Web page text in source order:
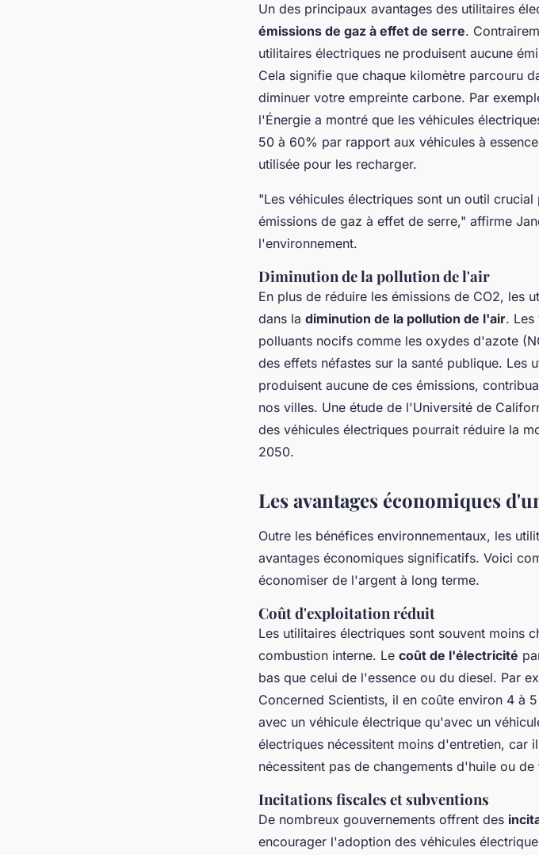
Un des principaux avantages des utilitaires
émissions de gaz à effet de serre.
utilitaires électriques ne produisent aucune
Cela signifie que chaque kilomètre parcouru
diminuer votre empreinte carbone. Par
l'Énergie a montré que les véhicules
50 à 60% par rapport aux véhicules à
utilisée pour les recharger.
"Les véhicules électriques sont un outil
émissions de gaz à effet de serre," affirme
l'environnement.
Diminution de la pollution de l'air
En plus de réduire les émissions de CO2, les
dans la diminution de la pollution de l'air. Les
polluants nocifs comme les oxydes d'azote
des effets néfastes sur la santé publique. Les
produisent aucune de ces émissions,
nos villes. Une étude de l'Université de
des véhicules électriques pourrait réduire la
2050.
Les avantages économiques
Outre les bénéfices environnementaux, les
avantages économiques significatifs. Voici
économiser de l'argent à long terme.
Coût d'exploitation réduit
Les utilitaires électriques sont souvent moins
combustion interne. Le coût de l'électricité
bas que celui de l'essence ou du diesel. Par
Concerned Scientists, il en coûte environ 4 à
avec un véhicule électrique qu'avec un
électriques nécessitent moins d'entretien, car
nécessitent pas de changements d'huile ou de
Incitations fiscales et subventions
De nombreux gouvernements offrent des
encourager l'adoption des véhicules